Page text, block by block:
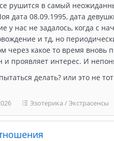
рушится в самый
дата 08.09.1995, дата
у нас не задалось, когда с
и тд, но
через какое то время вновь
и проявляет интерес. И
делать? или это не
Эзотерика /Экстрасенсы